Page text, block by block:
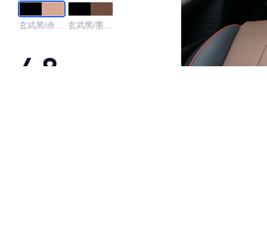
玄武黑/赤兔
玄武黑/墨浸
4.8